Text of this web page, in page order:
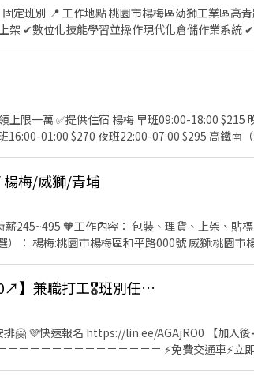
00號 🔹工作內容 ✔
架 ✔數位化技能學習並操作現代化倉儲作業系統
三節禮券／禮盒 ✅ 上百家特約商店優惠 ✅ 穩定
加班 ✔ 無經驗可、二度就業可 🔥 想進入半導體產業、穩
報
✅ID搜尋：@425gsxrr -想了解更多工作資
楊梅/威獅/青埔
群：
💼徐小姐
ᴺᴱᵂ酷澎理貨🚀可日領【高時薪210-240↗】兼職打工🎖️班別任選🎖️觀音區GJ
排🤗 💜快速報名 https://lin.ee/AGAjRO0 【加入
＝＝＝＝＝＝＝＝＝＝＝＝ ⚡免費交通車⚡立